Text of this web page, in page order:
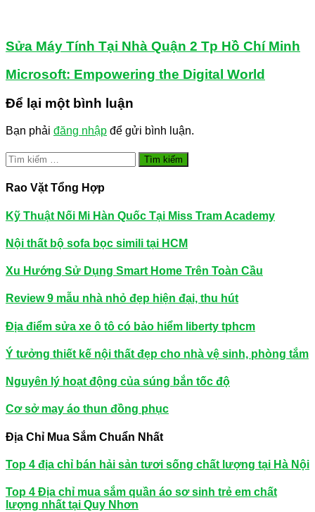
Sửa Máy Tính Tại Nhà Quận 2 Tp Hồ Chí Minh
Microsoft: Empowering the Digital World
Để lại một bình luận
Bạn phải đăng nhập để gửi bình luận.
Tìm
kiếm
cho:
Rao Vặt Tổng Hợp
Kỹ Thuật Nối Mi Hàn Quốc Tại Miss Tram Academy
Nội thất bộ sofa bọc simili tại HCM
Xu Hướng Sử Dụng Smart Home Trên Toàn Cầu
Review 9 mẫu nhà nhỏ đẹp hiện đại, thu hút
Địa điểm sửa xe ô tô có bảo hiểm liberty tphcm
Ý tưởng thiết kế nội thất đẹp cho nhà vệ sinh, phòng tắm
Nguyên lý hoạt động của súng bắn tốc độ
Cơ sở may áo thun đồng phục
Địa Chỉ Mua Sắm Chuẩn Nhất
Top 4 địa chỉ bán hải sản tươi sống chất lượng tại Hà Nội
Top 4 Địa chỉ mua sắm quần áo sơ sinh trẻ em chất
lượng nhất tại Quy Nhơn